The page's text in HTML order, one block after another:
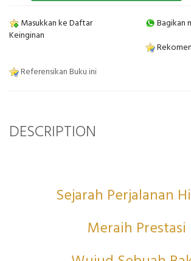
Masukkan ke Daftar
Keinginan
Bagikan
Referensikan Buku ini
DESCRIPTION
Sejarah Perjalanan
Meraih Prestasi